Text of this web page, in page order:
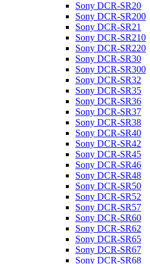
Sony DCR-SR20
Sony DCR-SR200
Sony DCR-SR21
Sony DCR-SR210
Sony DCR-SR220
Sony DCR-SR30
Sony DCR-SR300
Sony DCR-SR32
Sony DCR-SR35
Sony DCR-SR36
Sony DCR-SR37
Sony DCR-SR38
Sony DCR-SR40
Sony DCR-SR42
Sony DCR-SR45
Sony DCR-SR46
Sony DCR-SR48
Sony DCR-SR50
Sony DCR-SR52
Sony DCR-SR57
Sony DCR-SR60
Sony DCR-SR62
Sony DCR-SR65
Sony DCR-SR67
Sony DCR-SR68